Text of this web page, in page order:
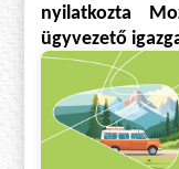
nyilatkozta
ügyvezető